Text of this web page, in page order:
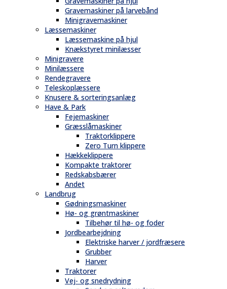
Gravemaskiner på larvebånd
Minigravemaskiner
Læssemaskiner
Læssemaskine på hjul
Knækstyret minilæsser
Minigravere
Minilæssere
Rendegravere
Teleskoplæssere
Knusere & sorteringsanlæg
Have & Park
Fejemaskiner
Græsslåmaskiner
Traktorklippere
Zero Turn klippere
Hækkeklippere
Kompakte traktorer
Redskabsbærer
Andet
Landbrug
Gødningsmaskiner
Hø- og grøntmaskiner
Tilbehør til hø- og foder
Jordbearbejdning
Elektriske harver / jordfræsere
Grubber
Harver
Traktorer
Vej- og snedrydning